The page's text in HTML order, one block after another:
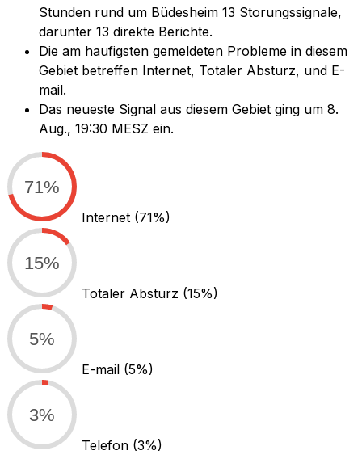
Stunden rund um Büdesheim 13 Storungssignale,
darunter 13 direkte Berichte.
Die am haufigsten gemeldeten Probleme in diesem
Gebiet betreffen Internet, Totaler Absturz, und E-
mail.
Das neueste Signal aus diesem Gebiet ging um 8.
Aug., 19:30 MESZ ein.
71%
Internet (71%)
15%
Totaler Absturz (15%)
5%
E-mail (5%)
3%
Telefon (3%)